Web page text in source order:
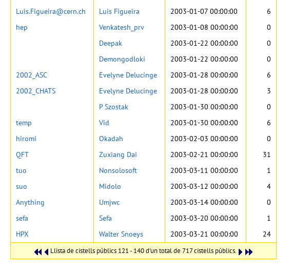
Llista de cistells públics 121 - 140 d'un total de 717 cistells públics.
Luis.Figueira@cern.ch
Luis Figueira 2003-01-07 00:00:00
6
hep
Venkatesh_prv 2003-01-08 00:00:00
0
Deepak
2003-01-22 00:00:00
0
Demongodloki
2003-01-22 00:00:00
0
2002_ASC
Evelyne Delucinge 2003-01-28 00:00:00
6
2002_CHATS
Evelyne Delucinge 2003-01-28 00:00:00
3
P Szostak
2003-01-30 00:00:00
0
temp
Vid 2003-01-30 00:00:00
6
hiromi
Okadah 2003-02-03 00:00:00
0
QFT
Zuxiang Dai 2003-02-21 00:00:00
31
tuo
Nonsolosoft 2003-03-11 00:00:00
1
suo
Midolo 2003-03-12 00:00:00
4
Anything
Umjwc 2003-03-14 00:00:00
0
sefa
Sefa 2003-03-20 00:00:00
1
HPX
Walter Snoeys 2003-03-21 00:00:00 24